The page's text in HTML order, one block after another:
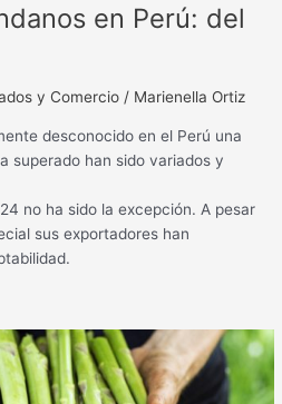
en Perú: del
y Comercio / Marienella Ortiz
desconocido en el Perú una
superado han sido variados y
no ha sido la excepción. A pesar
sus exportadores han